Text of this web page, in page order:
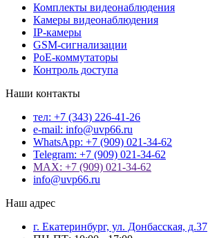
Комплекты видеонаблюдения
Камеры видеонаблюдения
IP-камеры
GSM-сигнализации
PoE-коммутаторы
Контроль доступа
Наши контакты
тел: +7 (343) 226-41-26
e-mail: info@uvp66.ru
WhatsApp: +7 (909) 021-34-62
Telegram: +7 (909) 021-34-62
MAX: +7 (909) 021-34-62
info@uvp66.ru
Наш адрес
г. Екатеринбург, ул. Донбасская, д.37